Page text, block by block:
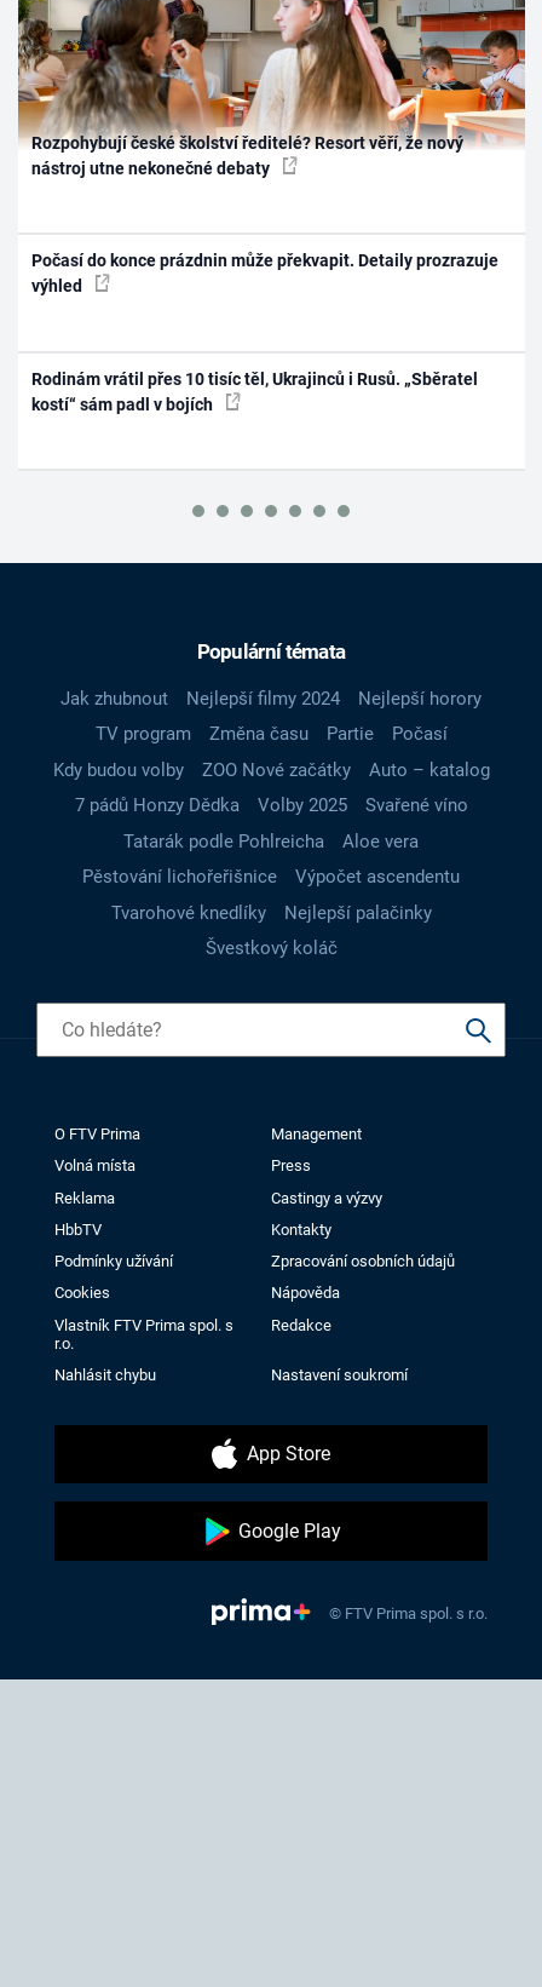
Rozpohybují české školství ředitelé? Resort věří, že nový
nástroj utne nekonečné debaty
Počasí do konce prázdnin může překvapit. Detaily prozrazuje
výhled
Rodinám vrátil přes 10 tisíc těl, Ukrajinců i Rusů. „Sběratel
kostí“ sám padl v bojích
Populární témata
Jak zhubnout Nejlepší filmy 2024
Nejlepší horory
TV program
Změna času Partie
Počasí
Kdy budou volby
ZOO Nové začátky
Auto – katalog
7 pádů Honzy Dědka
Volby 2025
Svařené víno
Tatarák podle Pohlreicha
Aloe vera
Pěstování lichořeřišnice
Výpočet ascendentu
Tvarohové knedlíky
Nejlepší palačinky
Švestkový koláč
O FTV Prima
Management
Volná místa
Press
Reklama
Castingy a výzvy
HbbTV
Kontakty
Podmínky užívání
Zpracování osobních údajů
Cookies
Nápověda
Vlastník FTV Prima spol. s
r.o.
Redakce
Nahlásit chybu Nastavení soukromí
App Store
Google Play
© FTV Prima spol. s r.o.